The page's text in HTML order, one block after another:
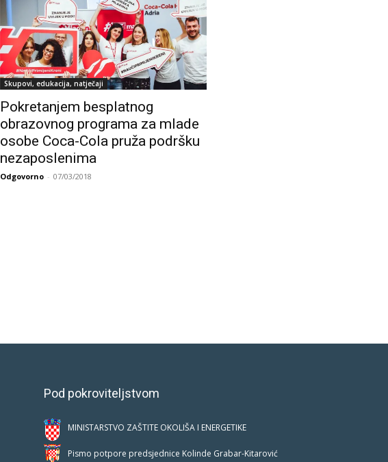
Skupovi, edukacija, natječaji
Pokretanjem besplatnog
obrazovnog programa za mlade
osobe Coca-Cola pruža podršku
nezaposlenima
Odgovorno - 07/03/2018
Pod pokroviteljstvom
MINISTARSTVO ZAŠTITE OKOLIŠA I ENERGETIKE
Pismo potpore predsjednice Kolinde Grabar-Kitarović